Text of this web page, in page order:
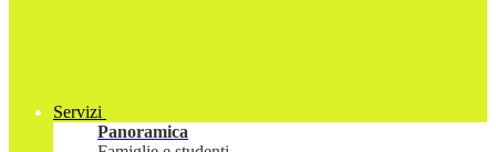
Servizi
Panoramica